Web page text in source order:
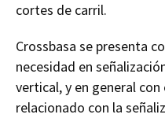
cortes de carril.
Crossbasa se presenta
necesidad en
vertical, y en general
relacionado con la